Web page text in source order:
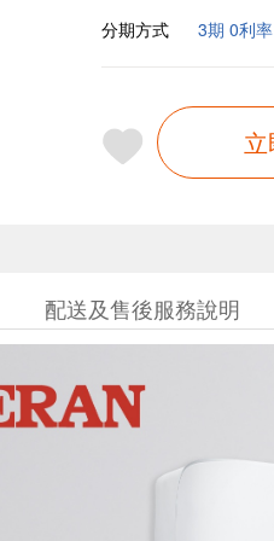
分期方式 3期 0利
配送及售後服務說明